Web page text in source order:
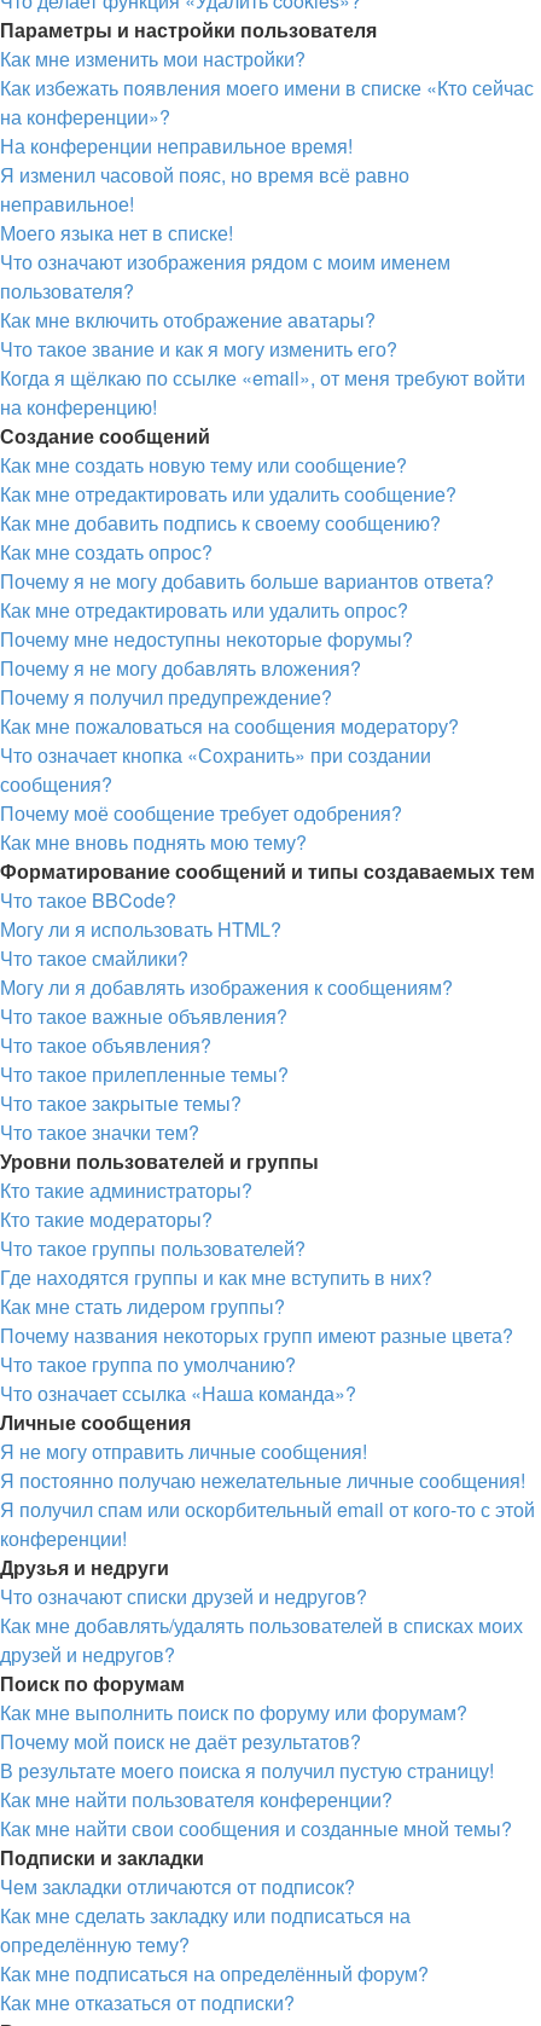
Параметры и настройки пользователя
Как мне изменить мои настройки?
Как избежать появления моего имени в списке «Кто сейчас
на конференции»?
На конференции неправильное время!
Я изменил часовой пояс, но время всё равно
неправильное!
Моего языка нет в списке!
Что означают изображения рядом с моим именем
пользователя?
Как мне включить отображение аватары?
Что такое звание и как я могу изменить его?
Когда я щёлкаю по ссылке «email», от меня требуют войти
на конференцию!
Создание сообщений
Как мне создать новую тему или сообщение?
Как мне отредактировать или удалить сообщение?
Как мне добавить подпись к своему сообщению?
Как мне создать опрос?
Почему я не могу добавить больше вариантов ответа?
Как мне отредактировать или удалить опрос?
Почему мне недоступны некоторые форумы?
Почему я не могу добавлять вложения?
Почему я получил предупреждение?
Как мне пожаловаться на сообщения модератору?
Что означает кнопка «Сохранить» при создании
сообщения?
Почему моё сообщение требует одобрения?
Как мне вновь поднять мою тему?
Форматирование сообщений и типы создаваемых тем
Что такое BBCode?
Могу ли я использовать HTML?
Что такое смайлики?
Могу ли я добавлять изображения к сообщениям?
Что такое важные объявления?
Что такое объявления?
Что такое прилепленные темы?
Что такое закрытые темы?
Что такое значки тем?
Уровни пользователей и группы
Кто такие администраторы?
Кто такие модераторы?
Что такое группы пользователей?
Где находятся группы и как мне вступить в них?
Как мне стать лидером группы?
Почему названия некоторых групп имеют разные цвета?
Что такое группа по умолчанию?
Что означает ссылка «Наша команда»?
Личные сообщения
Я не могу отправить личные сообщения!
Я постоянно получаю нежелательные личные сообщения!
Я получил спам или оскорбительный email от кого-то с этой
конференции!
Друзья и недруги
Что означают списки друзей и недругов?
Как мне добавлять/удалять пользователей в списках моих
друзей и недругов?
Поиск по форумам
Как мне выполнить поиск по форуму или форумам?
Почему мой поиск не даёт результатов?
В результате моего поиска я получил пустую страницу!
Как мне найти пользователя конференции?
Как мне найти свои сообщения и созданные мной темы?
Подписки и закладки
Чем закладки отличаются от подписок?
Как мне сделать закладку или подписаться на
определённую тему?
Как мне подписаться на определённый форум?
Как мне отказаться от подписки?